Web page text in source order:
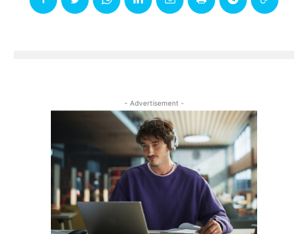
- Advertisement -